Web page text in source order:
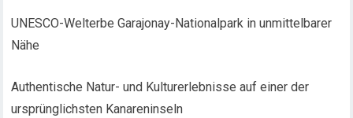
UNESCO-Welterbe Garajonay-Nationalpark in unmittelbarer
Nähe
Authentische Natur- und Kulturerlebnisse auf einer der
ursprünglichsten Kanareninseln